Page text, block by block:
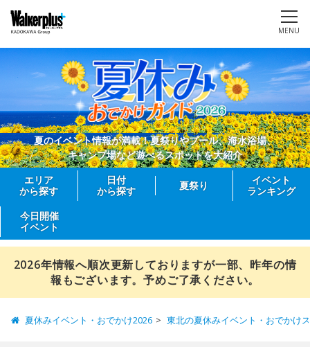
MENU
夏のイベント情報が満載！夏祭りやプール、海水浴場、
キャンプ場など遊べるスポットを大紹介
エリア
から探す
日付
から探す
夏祭り
イベント
ランキング
今日開催
イベント
2026年情報へ順次更新しておりますが一部、昨年の情
報もございます。予めご了承ください。
夏休みイベント・おでかけ2026 東北の夏休みイベント・おでかけ